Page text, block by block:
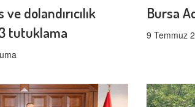
ve dolandırıcılık
tutuklama
Bursa
9 Temmuz